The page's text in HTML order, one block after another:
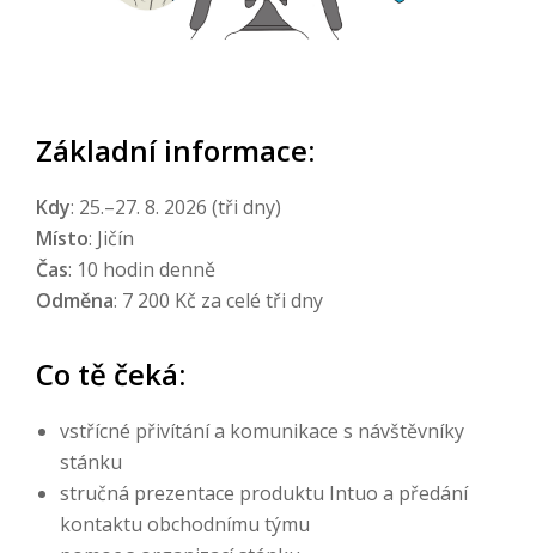
Základní informace:
Kdy: 25.–27. 8. 2026 (tři dny)
Místo: Jičín
Čas: 10 hodin denně
Odměna: 7 200 Kč za celé tři dny
Co tě čeká:
vstřícné přivítání a komunikace s návštěvníky
stánku
stručná prezentace produktu Intuo a předání
kontaktu obchodnímu týmu